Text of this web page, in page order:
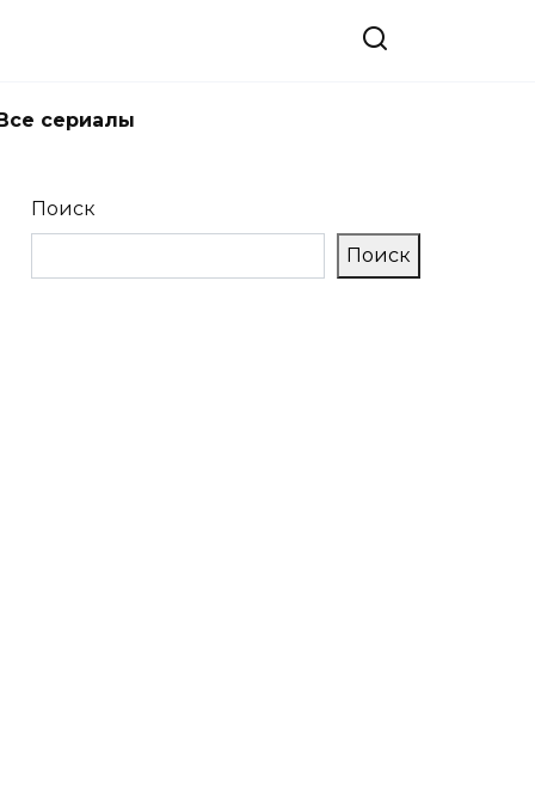
сериалы
Поиск
Поиск